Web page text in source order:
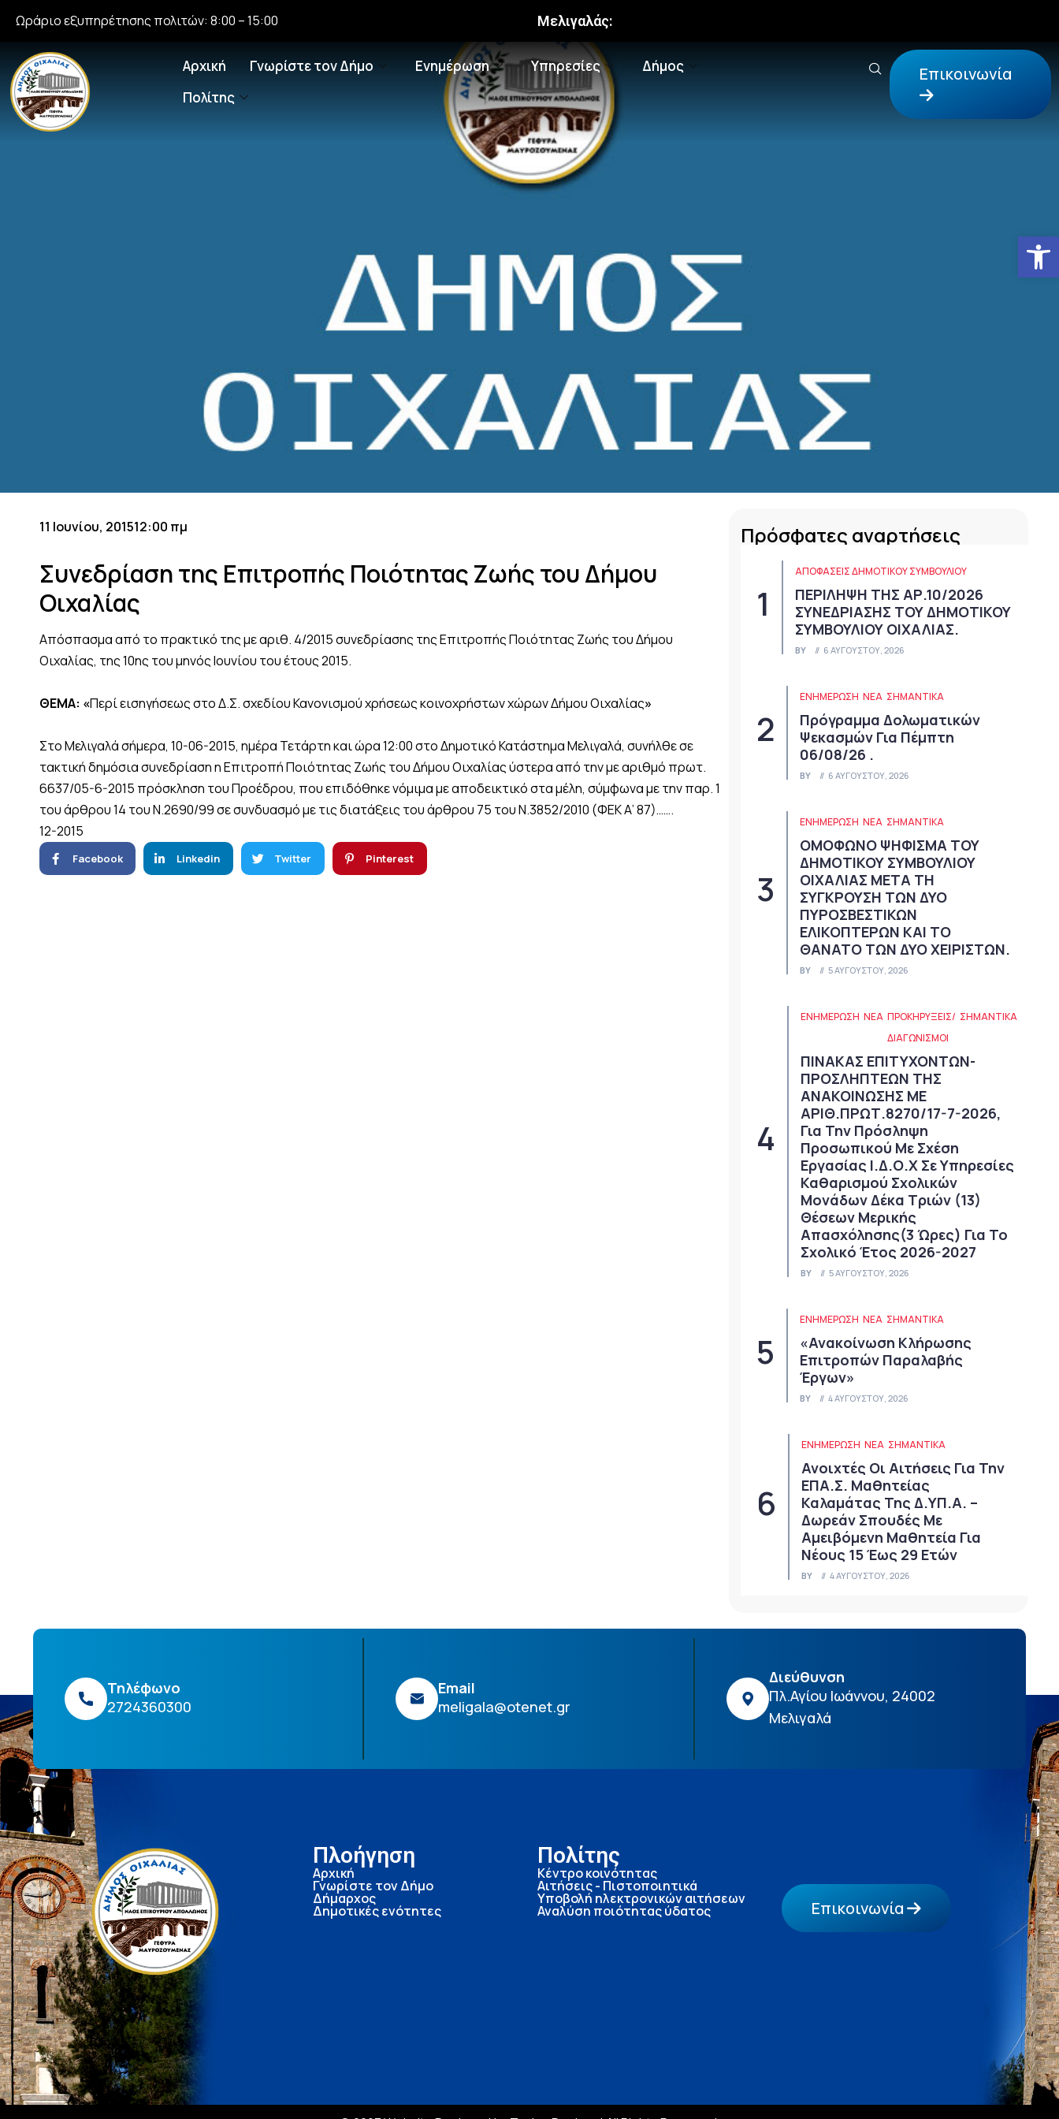
Ωράριο εξυπηρέτησης πολιτών: 8:00 – 15:00 Μελιγαλάς:
Αρχική Γνωρίστε τον Δήμο Ενημέρωση Υπηρεσίες
Δήμος
Πολίτης
Επικοινωνία
11 Ιουνίου, 201512:00 πμ
Συνεδρίαση της Επιτροπής Ποιότητας Ζωής του Δήμου
Οιχαλίας
Απόσπασμα από το πρακτικό της με αριθ. 4/2015 συνεδρίασης της Επιτροπής Ποιότητας Ζωής του Δήμου
Οιχαλίας, της 10ης του μηνός Ιουνίου του έτους 2015.
ΘΕΜΑ: «Περί εισηγήσεως στο Δ.Σ. σχεδίου Κανονισμού χρήσεως κοινοχρήστων χώρων Δήμου Οιχαλίας»
Στο Μελιγαλά σήμερα, 10-06-2015, ημέρα Τετάρτη και ώρα 12:00 στο Δημοτικό Κατάστημα Μελιγαλά, συνήλθε σε
τακτική δημόσια συνεδρίαση η Επιτροπή Ποιότητας Ζωής του Δήμου Οιχαλίας ύστερα από την με αριθμό πρωτ.
6637/05-6-2015 πρόσκληση του Προέδρου, που επιδόθηκε νόμιμα με αποδεικτικό στα μέλη, σύμφωνα με την παρ. 1
του άρθρου 14 του Ν.2690/99 σε συνδυασμό με τις διατάξεις του άρθρου 75 του Ν.3852/2010 (ΦΕΚ Α’ 87)…….
12-2015
Facebook Linkedin Twitter Pinterest
Πρόσφατες αναρτήσεις
ΑΠΟΦΆΣΕΙΣ ΔΗΜΟΤΙΚΟΎ ΣΥΜΒΟΥΛΊΟΥ
ΠΕΡΙΛΗΨΗ ΤΗΣ ΑΡ.10/2026
ΣΥΝΕΔΡΙΑΣΗΣ ΤΟΥ ΔΗΜΟΤΙΚΟΥ
ΣΥΜΒΟΥΛΙΟΥ ΟΙΧΑΛΙΑΣ.
BY 6 ΑΥΓΟΎΣΤΟΥ, 2026
ΕΝΗΜΕΡΩΣΗ ΝΈΑ ΣΗΜΑΝΤΙΚΆ
Πρόγραμμα Δολωματικών
Ψεκασμών Για Πέμπτη
06/08/26 .
BY 6 ΑΥΓΟΎΣΤΟΥ, 2026
ΕΝΗΜΕΡΩΣΗ ΝΈΑ ΣΗΜΑΝΤΙΚΆ
ΟΜΟΦΩΝΟ ΨΗΦΙΣΜΑ ΤΟΥ
ΔΗΜΟΤΙΚΟΥ ΣΥΜΒΟΥΛΙΟΥ
ΟΙΧΑΛΙΑΣ ΜΕΤΑ ΤΗ
ΣΥΓΚΡΟΥΣΗ ΤΩΝ ΔΥΟ
ΠΥΡΟΣΒΕΣΤΙΚΩΝ
ΕΛΙΚΟΠΤΕΡΩΝ ΚΑΙ ΤΟ
ΘΑΝΑΤΟ ΤΩΝ ΔΥΟ ΧΕΙΡΙΣΤΩΝ.
BY 5 ΑΥΓΟΎΣΤΟΥ, 2026
ΕΝΗΜΕΡΩΣΗ ΝΈΑ ΠΡΟΚΗΡΎΞΕΙΣ/
ΔΙΑΓΩΝΙΣΜΟΊ
ΣΗΜΑΝΤΙΚΆ
ΠΙΝΑΚΑΣ ΕΠΙΤΥΧΟΝΤΩΝ-
ΠΡΟΣΛΗΠΤΕΩΝ ΤΗΣ
ΑΝΑΚΟΙΝΩΣΗΣ ΜΕ
ΑΡΙΘ.ΠΡΩΤ.8270/17-7-2026,
Για Την Πρόσληψη
Προσωπικού Με Σχέση
Εργασίας Ι.Δ.Ο.Χ Σε Υπηρεσίες
Καθαρισμού Σχολικών
Μονάδων Δέκα Τριών (13)
Θέσεων Μερικής
Απασχόλησης(3 Ώρες) Για Το
Σχολικό Έτος 2026-2027
BY 5 ΑΥΓΟΎΣΤΟΥ, 2026
ΕΝΗΜΕΡΩΣΗ ΝΈΑ ΣΗΜΑΝΤΙΚΆ
«Ανακοίνωση Κλήρωσης
Επιτροπών Παραλαβής
Έργων»
BY 4 ΑΥΓΟΎΣΤΟΥ, 2026
ΕΝΗΜΕΡΩΣΗ ΝΈΑ ΣΗΜΑΝΤΙΚΆ
Ανοιχτές Οι Αιτήσεις Για Την
ΕΠΑ.Σ. Μαθητείας
Καλαμάτας Της Δ.ΥΠ.Α. –
Δωρεάν Σπουδές Με
Αμειβόμενη Μαθητεία Για
Νέους 15 Έως 29 Ετών
BY 4 ΑΥΓΟΎΣΤΟΥ, 2026
Τηλέφωνο
2724360300
Email
meligala@otenet.gr
Διεύθυνση
Πλ.Αγίου Ιωάννου, 24002
Μελιγαλά
Πλοήγηση
Αρχική
Γνωρίστε τον Δήμο
Δήμαρχος
Δημοτικές ενότητες
Πολίτης
Κέντρο κοινότητας
Αιτήσεις - Πιστοποιητικά
Υποβολή ηλεκτρονικών αιτήσεων
Αναλύση ποιότητας ύδατος Επικοινωνία